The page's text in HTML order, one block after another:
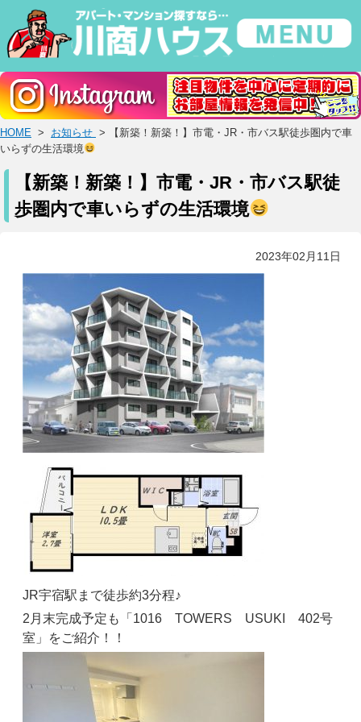
HOME > お知らせ > 【新築！新築！】市電・JR・市バス駅徒歩圏内で車
いらずの生活環境
【新築！新築！】市電・JR・市バス駅徒
歩圏内で車いらずの生活環境
2023年02月11日
JR宇宿駅まで徒歩約3分程♪
2月末完成予定も「1016 TOWERS USUKI 402号
室」をご紹介！！